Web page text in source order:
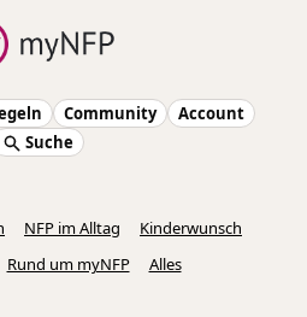
Community
Account
Suche
NFP im Alltag
Kinderwunsch
Rund um myNFP Alles